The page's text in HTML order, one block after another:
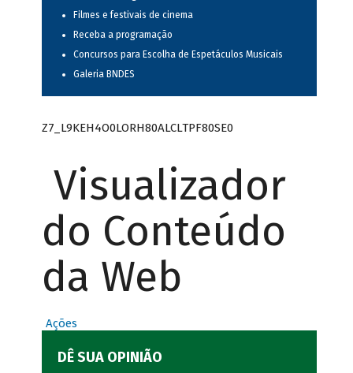
Filmes e festivais de cinema
Receba a programação
Concursos para Escolha de Espetáculos Musicais
Galeria BNDES
Z7_L9KEH4O0LORH80ALCLTPF80SE0
Visualizador
do Conteúdo
da Web
Ações
DÊ SUA OPINIÃO